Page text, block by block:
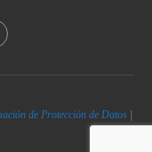
de Protección de Datos |